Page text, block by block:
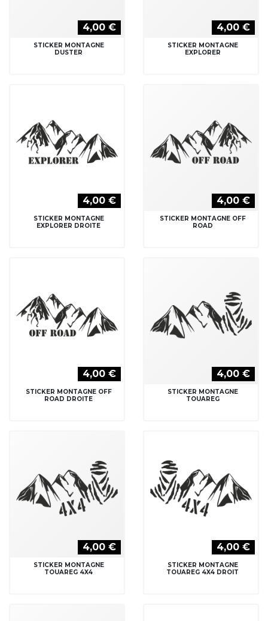
4,00 €
STICKER MONTAGNE
DUSTER
4,00 €
STICKER MONTAGNE
EXPLORER
4,00 €
STICKER MONTAGNE
EXPLORER DROITE
4,00 €
STICKER MONTAGNE OFF
ROAD
4,00 €
STICKER MONTAGNE OFF
ROAD DROITE
4,00 €
STICKER MONTAGNE
TOUAREG
4,00 €
STICKER MONTAGNE
TOUAREG 4X4
4,00 €
STICKER MONTAGNE
TOUAREG 4X4 DROIT